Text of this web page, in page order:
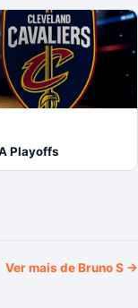
Playoffs
Ver mais deBruno S →